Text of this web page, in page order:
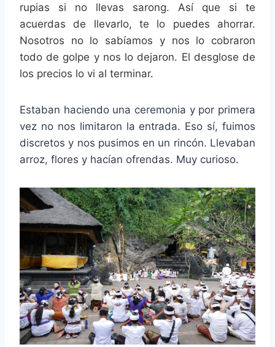
rupias si no llevas sarong. Así que si te
acuerdas de llevarlo, te lo puedes ahorrar.
Nosotros no lo sabíamos y nos lo cobraron
todo de golpe y nos lo dejaron. El desglose de
los precios lo vi al terminar.
Estaban haciendo una ceremonia y por primera
vez no nos limitaron la entrada. Eso sí, fuimos
discretos y nos pusimos en un rincón. Llevaban
arroz, flores y hacían ofrendas. Muy curioso.